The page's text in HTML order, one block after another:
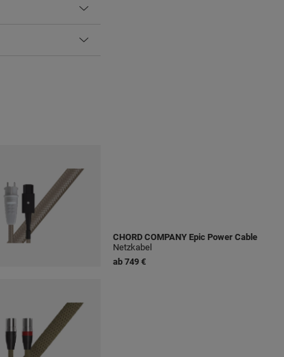
CHORD COMPANY Epic Power Cable
Netzkabel
ab 749 €